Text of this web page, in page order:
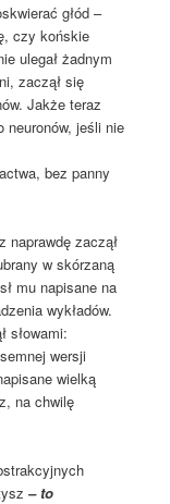
głód –
czy końskie
ulegał żadnym
zaczął się
Jakże teraz
neuronów, jeśli nie
bez panny
naprawdę zaczął
w skórzaną
mu napisane na
wykładów.
słowami:
wersji
wielką
na chwilę
– to